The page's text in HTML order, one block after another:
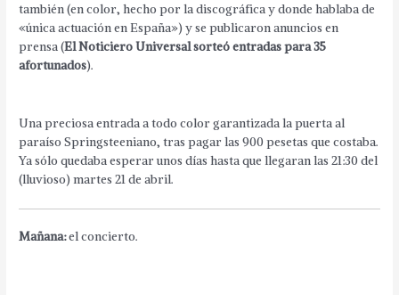
también (en color, hecho por la discográfica y donde hablaba de
«única actuación en España») y se publicaron anuncios en
prensa (El Noticiero Universal sorteó entradas para 35
afortunados).
Una preciosa entrada a todo color garantizada la puerta al
paraíso Springsteeniano, tras pagar las 900 pesetas que costaba.
Ya sólo quedaba esperar unos días hasta que llegaran las 21:30 del
(lluvioso) martes 21 de abril.
Mañana:el concierto.